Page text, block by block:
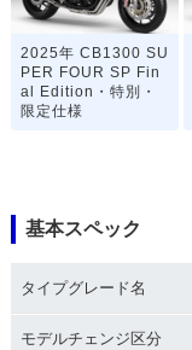
2025年 CB1300 SU
PER FOUR SP Fin
al Edition・特別・
限定仕様
2023年 CB1300 SU
チェンジ
基本スペック
タイプグレード名
モデルチェンジ区分